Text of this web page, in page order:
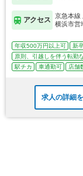
アクセス
京急本線
横浜市営
年収500万円以上可 新
原則、引越しを伴う転勤
駅チカ
車通勤可 店舗
求人の詳細